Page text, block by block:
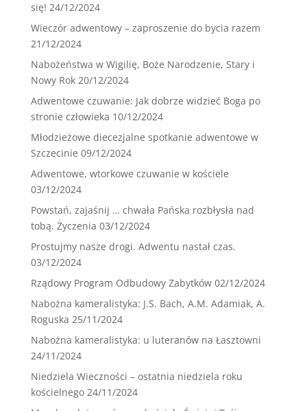
się! 24/12/2024
Wieczór adwentowy – zaproszenie do bycia razem
21/12/2024
Nabożeństwa w Wigilię, Boże Narodzenie, Stary i
Nowy Rok 20/12/2024
Adwentowe czuwanie: Jak dobrze widzieć Boga po
stronie człowieka 10/12/2024
Młodzieżowe diecezjalne spotkanie adwentowe w
Szczecinie 09/12/2024
Adwentowe, wtorkowe czuwanie w kościele
03/12/2024
Powstań, zajaśnij … chwała Pańska rozbłysła nad
tobą. Życzenia 03/12/2024
Prostujmy nasze drogi. Adwentu nastał czas.
03/12/2024
Rządowy Program Odbudowy Zabytków 02/12/2024
Nabożna kameralistyka: J.S. Bach, A.M. Adamiak, A.
Roguska 25/11/2024
Nabożna kameralistyka: u luteranów na Łasztowni
24/11/2024
Niedziela Wieczności – ostatnia niedziela roku
kościelnego 24/11/2024